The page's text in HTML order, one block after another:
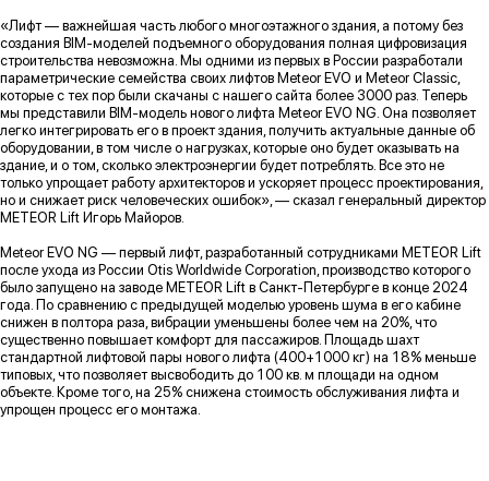
«Лифт — важнейшая часть любого многоэтажного здания, а потому без
создания BIM-моделей подъемного оборудования полная цифровизация
строительства невозможна. Мы одними из первых в России разработали
параметрические семейства своих лифтов Meteor EVO и Meteor Classic,
которые с тех пор были скачаны с нашего сайта более 3000 раз. Теперь
мы представили BIM-модель нового лифта Meteor EVO NG. Она позволяет
легко интегрировать его в проект здания, получить актуальные данные об
оборудовании, в том числе о нагрузках, которые оно будет оказывать на
здание, и о том, сколько электроэнергии будет потреблять. Все это не
только упрощает работу архитекторов и ускоряет процесс проектирования,
но и снижает риск человеческих ошибок», — сказал генеральный директор
METEOR Lift Игорь Майоров.
Meteor EVO NG — первый лифт, разработанный сотрудниками METEOR Lift
после ухода из России Otis Worldwide Corporation, производство которого
было запущено на заводе METEOR Lift в Санкт-Петербурге в конце 2024
года. По сравнению с предыдущей моделью уровень шума в его кабине
снижен в полтора раза, вибрации уменьшены более чем на 20%, что
существенно повышает комфорт для пассажиров. Площадь шахт
стандартной лифтовой пары нового лифта (400+1000 кг) на 18% меньше
типовых, что позволяет высвободить до 100 кв. м площади на одном
объекте. Кроме того, на 25% снижена стоимость обслуживания лифта и
упрощен процесс его монтажа.